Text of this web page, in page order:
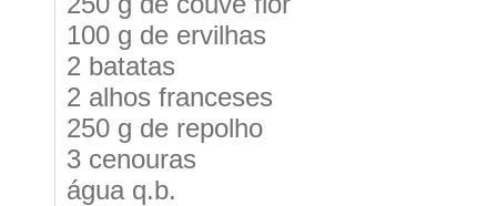
100 g de ervilhas
2 batatas
2 alhos franceses
250 g de repolho
3 cenouras
água q.b.